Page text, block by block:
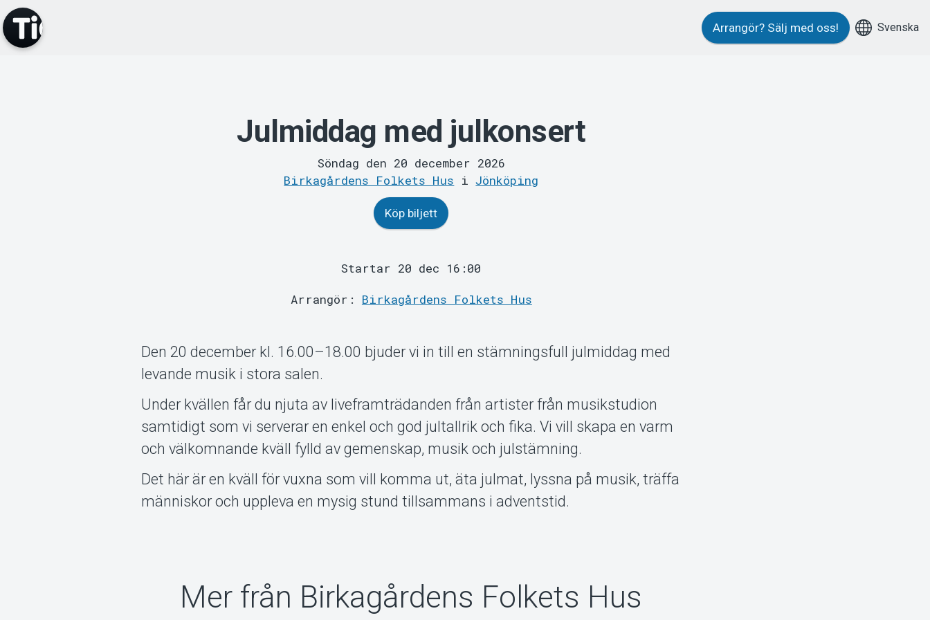
Arrangör? Sälj med oss! Svenska
Julmiddag med julkonsert
Söndag den 20 december 2026
Birkagårdens Folkets Hus iJönköping
Köp biljett
Startar 20 dec 16:00
Arrangör: Birkagårdens Folkets Hus
Den 20 december kl. 16.00–18.00 bjuder vi in till en stämningsfull julmiddag med
levande musik i stora salen.
Under kvällen får du njuta av liveframträdanden från artister från musikstudion
samtidigt som vi serverar en enkel och god jultallrik och fika. Vi vill skapa en varm
och välkomnande kväll fylld av gemenskap, musik och julstämning.
Det här är en kväll för vuxna som vill komma ut, äta julmat, lyssna på musik, träffa
människor och uppleva en mysig stund tillsammans i adventstid.
Mer från Birkagårdens Folkets Hus